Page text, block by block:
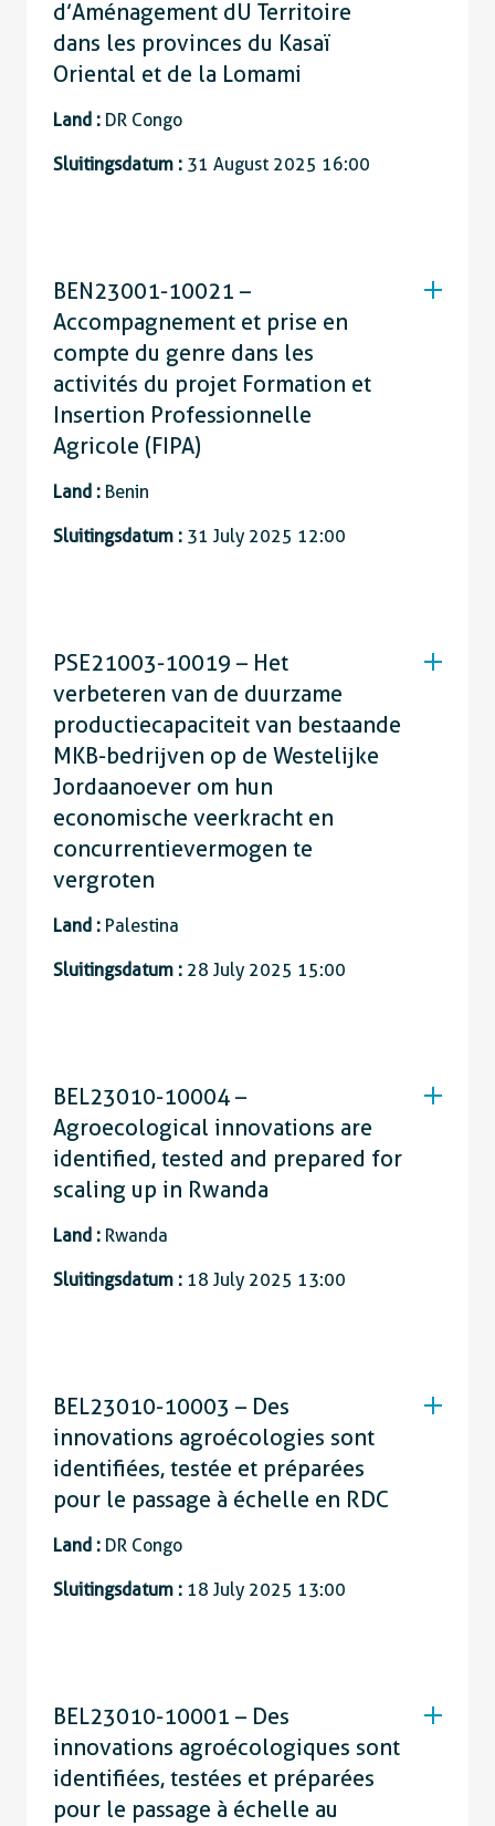
d’Aménagement dU Territoire
dans les provinces du Kasaï
Oriental et de la Lomami
Land : DR Congo
Sluitingsdatum : 31 August 2025 16:00
BEN23001-10021 –
Accompagnement et prise en
compte du genre dans les
activités du projet Formation et
Insertion Professionnelle
Agricole (FIPA)
Land : Benin
Sluitingsdatum : 31 July 2025 12:00
PSE21003-10019 – Het
verbeteren van de duurzame
productiecapaciteit van bestaande
MKB-bedrijven op de Westelijke
Jordaanoever om hun
economische veerkracht en
concurrentievermogen te
vergroten
Land : Palestina
Sluitingsdatum : 28 July 2025 15:00
BEL23010-10004 –
Agroecological innovations are
identified, tested and prepared for
scaling up in Rwanda
Land : Rwanda
Sluitingsdatum : 18 July 2025 13:00
BEL23010-10003 – Des
innovations agroécologies sont
identifiées, testée et préparées
pour le passage à échelle en RDC
Land : DR Congo
Sluitingsdatum : 18 July 2025 13:00
BEL23010-10001 – Des
innovations agroécologiques sont
identifiées, testées et préparées
pour le passage à échelle au